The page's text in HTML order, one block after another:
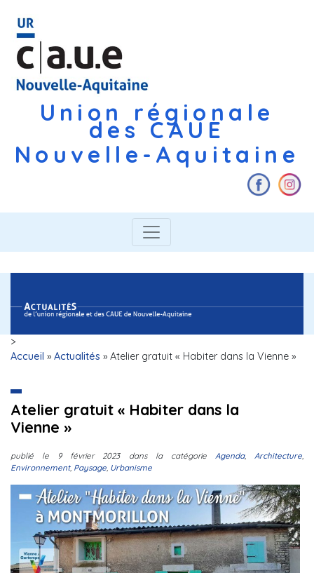
Union régionale
des CAUE
Nouvelle-Aquitaine
>
Accueil » Actualités » Atelier gratuit « Habiter dans la Vienne »
Atelier gratuit « Habiter dans la
Vienne »
publié le 9 février 2023dans la catégorie Agenda,Architecture,
Environnement, Paysage, Urbanisme